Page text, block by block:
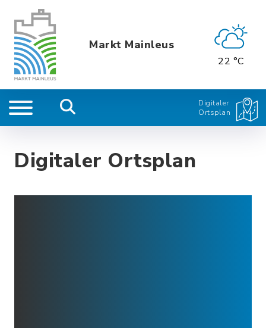
Markt Mainleus
22 °C
Digitaler
Ortsplan
Digitaler Ortsplan